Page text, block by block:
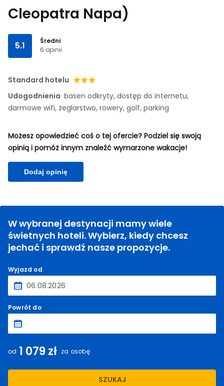
Cleopatra Napa)
5.1
Średni
6 opinii
Standard hotelu
Udogodnienia basen odkryty, dostęp do internetu,
darmowe wifi, żeglarstwo, rowery, golf, parking
Możesz opowiedzieć coś o tej ofercie? Podziel się swoją
opinią i pomóż innym znaleźć wymarzone wakacje!
Dodaj opinię
W wybranej destynacji mamy wiele
świetnych hoteli. Wybierz, kiedy chcesz
jechać i sprawdź nasze propozycje.
Wyjazd od
Powrót do
od 1 079 zł za osobę
SZUKAJ